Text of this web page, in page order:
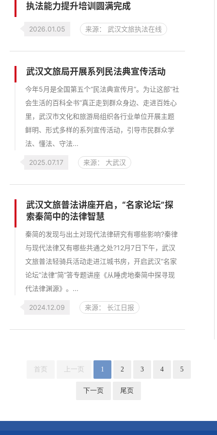
执法能力提升培训圆满完成
2026.01.05 来源： 武汉文旅执法在线
武汉文旅局开展系列民法典宣传活动
今年5月是全国第五个“民法典宣传月”。为让这部“社
会生活的百科全书”真正走到群众身边、走进百姓心
里，武汉市文化和旅游局组织各行业单位开展主题
鲜明、形式多样的系列宣传活动，引导市民群众学
法、懂法、守法...
2025.07.17 来源： 大武汉
武汉文旅普法讲座开启，“名家论坛”探
索秦简中的法律智慧
秦简的发现与出土对现代法律研究有哪些影响?秦律
与现代法律又有哪些共通之处?12月7日下午，武汉
文旅普法轻骑兵活动走进江城书房，开启武汉“名家
论坛”法律“简”答专题讲座《从睡虎地秦简中探寻现
代法律渊源》。...
2024.12.09 来源： 长江日报
首页 上一页 1 2 3 4 5
下一页 尾页